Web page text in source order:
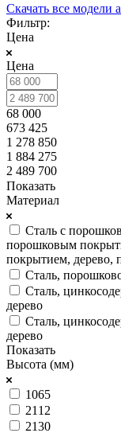
Скачать все модели
Фильтр:
Цена
Цена
68 000
673 425
1 278 850
1 884 275
2 489 700
Показать
Материал
Сталь с
порошковым
покрытием, дерево,
Сталь,
Сталь,
дерево
Сталь,
дерево
Показать
Высота (мм)
1065
2112
2130